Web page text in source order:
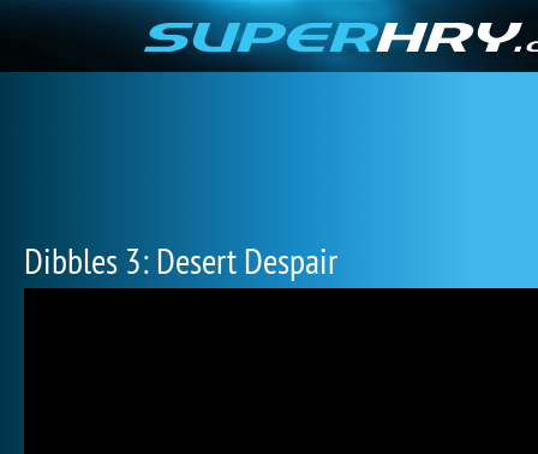
Dibbles 3: Desert Despair